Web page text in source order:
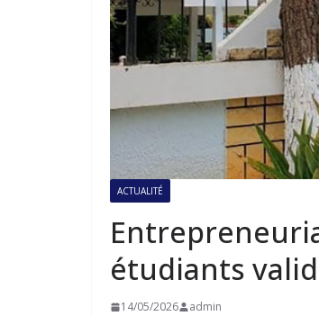
ACTUALITÉ
étudiants
14/05/2026 admin